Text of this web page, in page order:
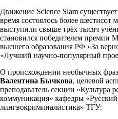
Движение Science Slam
время состоялось более шестисот
выступили свыше трёх тысяч
становился победителем премии
высшего образования РФ «За
«Лучший научно-популярный
О происхождении необычных
Валентина Бычкова, целевой
преподаватель секции «Культура
коммуникация» кафедры «Русский
лингвокриминалистика» ТГУ: